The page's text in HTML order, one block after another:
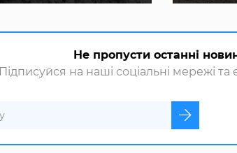
Не пропусти останні
Підписуйся на наші соціальні мережі та